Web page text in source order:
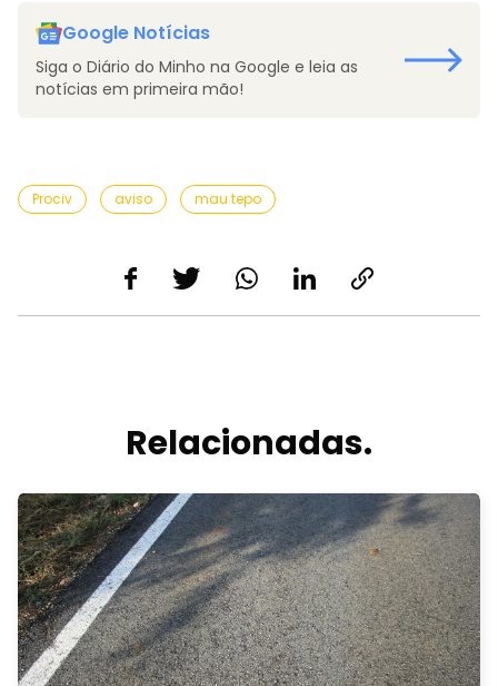
Google Notícias
Siga o Diário do Minho na Google e leia as
notícias em primeira mão!
Prociv aviso mau tepo
Relacionadas.